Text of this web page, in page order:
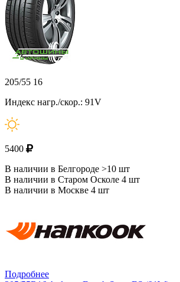
205/55 16
Индекс нагр./скор.: 91V
5400
В наличии в Белгороде >10 шт
В наличии в Старом Осколе 4 шт
В наличии в Москве 4 шт
Подробнее